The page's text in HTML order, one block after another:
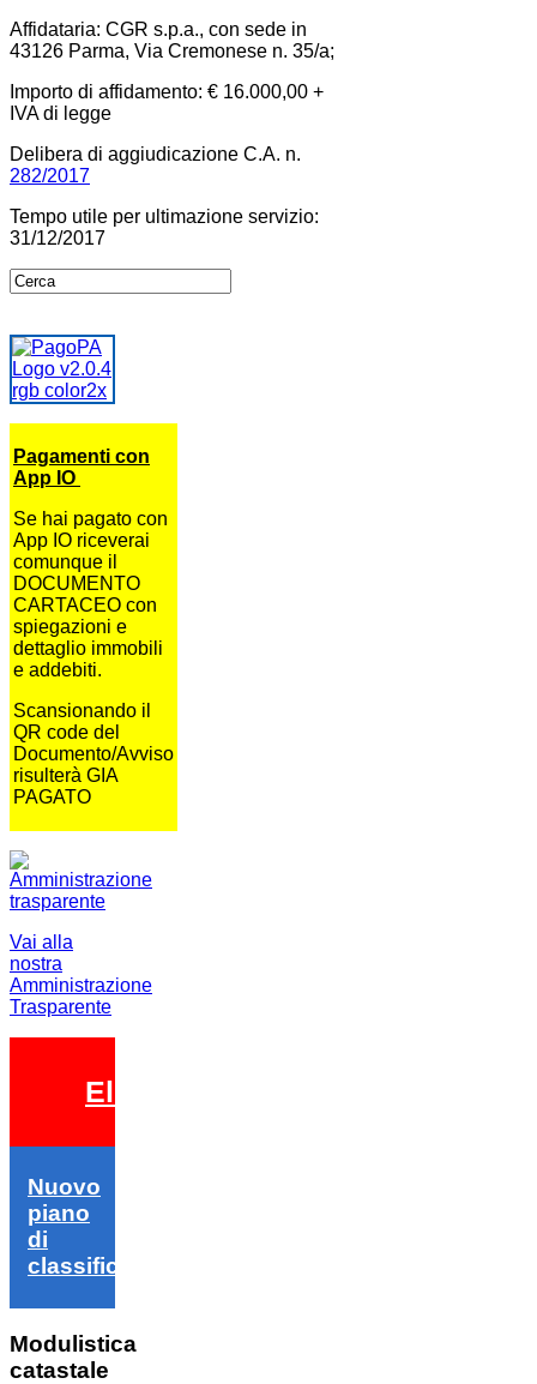
Affidataria: CGR s.p.a., con sede in
43126 Parma, Via Cremonese n. 35/a;
Importo di affidamento: € 16.000,00 +
IVA di legge
Delibera di aggiudicazione C.A. n.
282/2017
Tempo utile per ultimazione servizio:
31/12/2017
Pagamenti con
App IO
Se hai pagato con
App IO riceverai
comunque il
DOCUMENTO
CARTACEO con
spiegazioni e
dettaglio immobili
e addebiti.
Scansionando il
QR code del
Documento/Avviso
risulterà GIA
PAGATO
Vai alla
nostra
Amministrazione
Trasparente
Elezioni 2026
Nuovo
piano
di
classifica
Modulistica
catastale